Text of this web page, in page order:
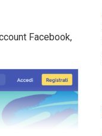
Facebook,